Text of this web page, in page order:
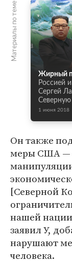
Материалы по теме
Жирный
Россией
Сергей
1 июня 2018
Он также
меры США —
[Северной
нашей
заявил У,
нарушают
человека.